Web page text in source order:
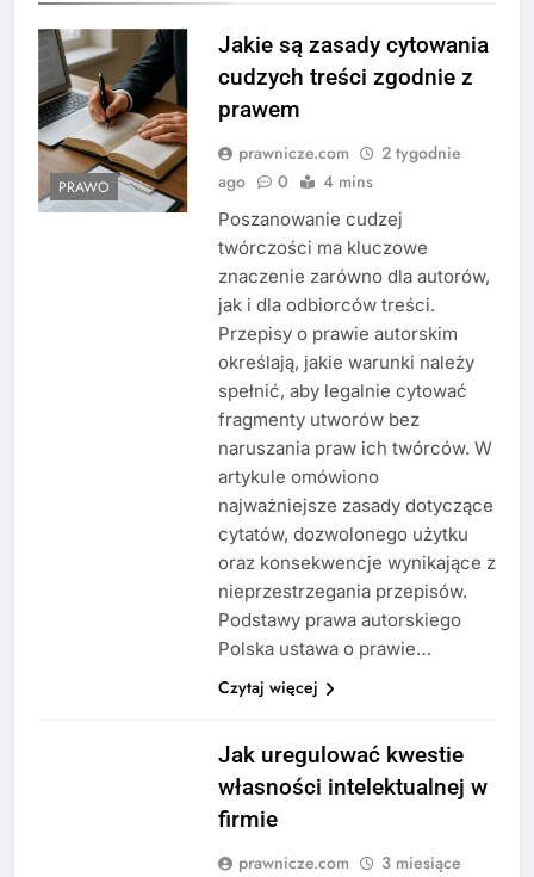
PRAWO
Jakie są zasady cytowania
cudzych treści zgodnie z
prawem
prawnicze.com
2 tygodnie
ago
0 4 mins
Poszanowanie cudzej
twórczości ma kluczowe
znaczenie zarówno dla autorów,
jak i dla odbiorców treści.
Przepisy o prawie autorskim
określają, jakie warunki należy
spełnić, aby legalnie cytować
fragmenty utworów bez
naruszania praw ich twórców. W
artykule omówiono
najważniejsze zasady dotyczące
cytatów, dozwolonego użytku
oraz konsekwencje wynikające z
nieprzestrzegania przepisów.
Podstawy prawa autorskiego
Polska ustawa o prawie…
Czytaj więcej
Jak uregulować kwestie
własności intelektualnej w
firmie
prawnicze.com
3 miesiące